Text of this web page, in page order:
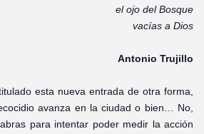
el ojo del Bosque
vacías a Dios
Antonio Trujillo
esta nueva entrada de otra forma,
avanza en la ciudad o bien… No,
para intentar poder medir la acción